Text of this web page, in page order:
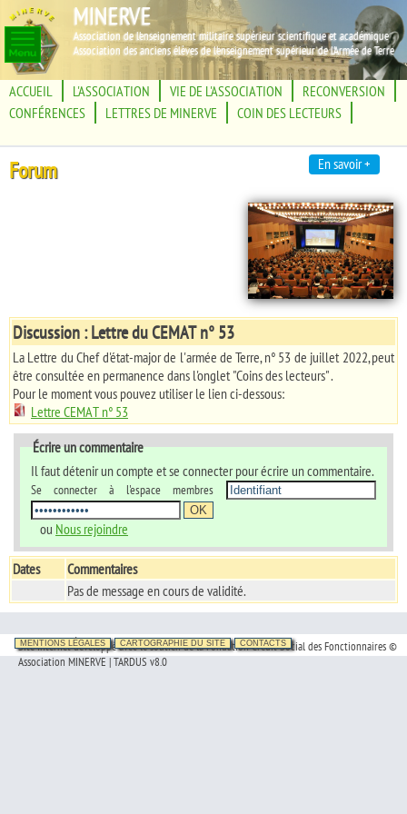
En savoir +
Association de l'enseignement militaire supérieur scientifique et académique
Association des anciens élèves de l'enseignement supérieur de l'Armée de Terre
MINERVE
ACCUEIL L'ASSOCIATION VIE DE L'ASSOCIATION
RECONVERSION
CONFÉRENCES
LETTRES DE MINERVE COIN DES LECTEURS
Forum
Discussion : Lettre du CEMAT n° 53
La Lettre du Chef d'état-major de l'armée de Terre, n° 53 de juillet 2022, peut
être consultée en permanence dans l'onglet "Coins des lecteurs" .
Pour le moment vous pouvez utiliser le lien ci-dessous:
Lettre CEMAT n° 53
Écrire un commentaire
Il faut détenir un compte et se connecter pour écrire un commentaire.
Se connecter à l'espace membres
ou Nous rejoindre
Dates
Commentaires
Pas de message en cours de validité.
MENTIONS LÉGALES CARTOGRAPHIE DU SITE CONTACTS
Site Internet développé avec le soutien de la Fondation Crédit Social des Fonctionnaires ©
Association MINERVE | TARDUS v8.0